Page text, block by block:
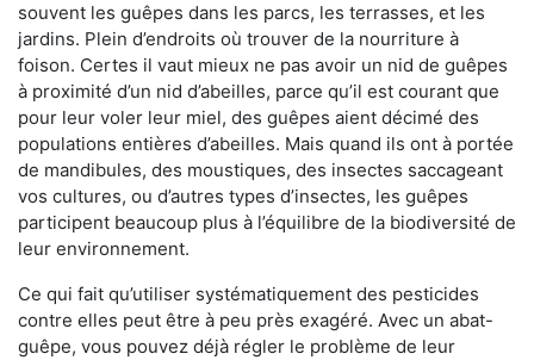
souvent les guêpes dans les parcs, les terrasses, et les
jardins. Plein d’endroits où trouver de la nourriture à
foison. Certes il vaut mieux ne pas avoir un nid de guêpes
à proximité d’un nid d’abeilles, parce qu’il est courant que
pour leur voler leur miel, des guêpes aient décimé des
populations entières d’abeilles. Mais quand ils ont à portée
de mandibules, des moustiques, des insectes saccageant
vos cultures, ou d’autres types d’insectes, les guêpes
participent beaucoup plus à l’équilibre de la biodiversité de
leur environnement.
Ce qui fait qu’utiliser systématiquement des pesticides
contre elles peut être à peu près exagéré. Avec un abat-
guêpe, vous pouvez déjà régler le problème de leur